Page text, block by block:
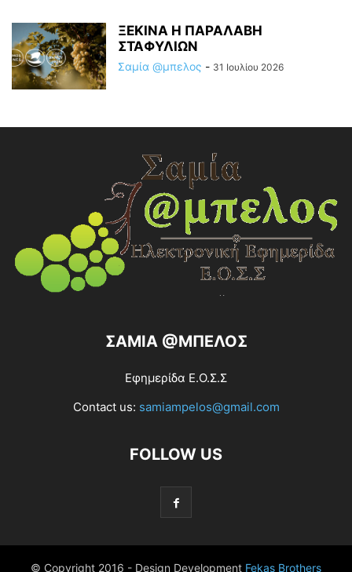
ΞΕΚΙΝΑ Η ΠΑΡΑΛΑΒΗ
ΣΤΑΦΥΛΙΩΝ
Σαμία @μπελος - 31 Ιουλίου 2026
ΣΑΜΙΑ @ΜΠΕΛΟΣ
Εφημερίδα Ε.Ο.Σ.Σ
Contact us: samiampelos@gmail.com
FOLLOW US
© Copyright 2016 - Design Development Fekas Brothers